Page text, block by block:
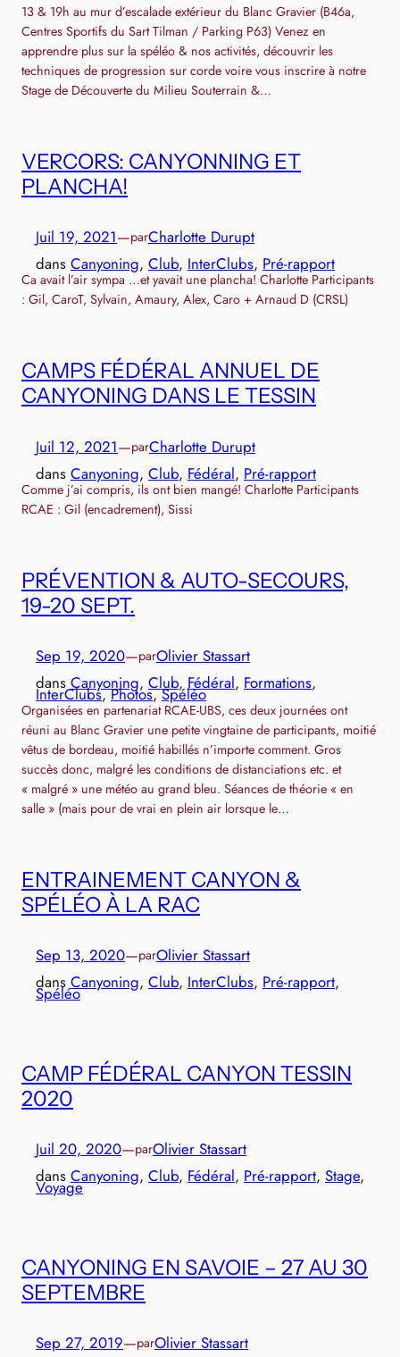
13 & 19h au mur d’escalade extérieur du Blanc Gravier (B46a,
Centres Sportifs du Sart Tilman / Parking P63) Venez en
apprendre plus sur la spéléo & nos activités, découvrir les
techniques de progression sur corde voire vous inscrire à notre
Stage de Découverte du Milieu Souterrain &…
VERCORS: CANYONNING ET
PLANCHA!
Juil 19, 2021—parCharlotte Durupt
dans Canyoning, Club, InterClubs, Pré-rapport
Ca avait l’air sympa …et yavait une plancha! Charlotte Participants
: Gil, CaroT, Sylvain, Amaury, Alex, Caro + Arnaud D (CRSL)
CAMPS FÉDÉRAL ANNUEL DE
CANYONING DANS LE TESSIN
Juil 12, 2021—parCharlotte Durupt
dans Canyoning, Club, Fédéral, Pré-rapport
Comme j’ai compris, ils ont bien mangé! Charlotte Participants
RCAE : Gil (encadrement), Sissi
PRÉVENTION & AUTO-SECOURS,
19-20 SEPT.
Sep 19, 2020—parOlivier Stassart
dans Canyoning, Club, Fédéral, Formations
InterClubs, Photos, Spéléo
Organisées en partenariat RCAE-UBS, ces deux journées ont
réuni au Blanc Gravier une petite vingtaine de participants, moitié
vêtus de bordeau, moitié habillés n’importe comment. Gros
succès donc, malgré les conditions de distanciations etc. et
« malgré » une météo au grand bleu. Séances de théorie « en
salle » (mais pour de vrai en plein air lorsque le…
ENTRAINEMENT CANYON &
SPÉLÉO À LA RAC
Sep 13, 2020—parOlivier Stassart
dans Canyoning, Club, InterClubs, Pré-rapport
Spéléo
CAMP FÉDÉRAL CANYON TESSIN
2020
Juil 20, 2020—parOlivier Stassart
dans Canyoning, Club, Fédéral, Pré-rapport, Stage
Voyage
CANYONING EN SAVOIE – 27 AU 30
SEPTEMBRE
Sep 27, 2019—parOlivier Stassart